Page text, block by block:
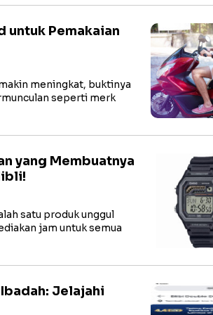
untuk Pemakaian
meningkat, buktinya
seperti merk
yang Membuatnya
satu produk unggul
jam untuk semua
Jelajahi